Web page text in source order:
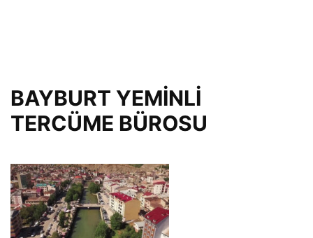
BAYBURT YEMİNLİ
TERCÜME BÜROSU